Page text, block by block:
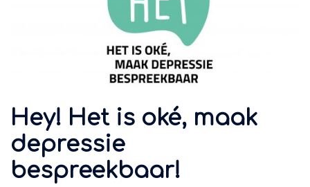
Hey! Het is oké, maak
depressie
bespreekbaar!